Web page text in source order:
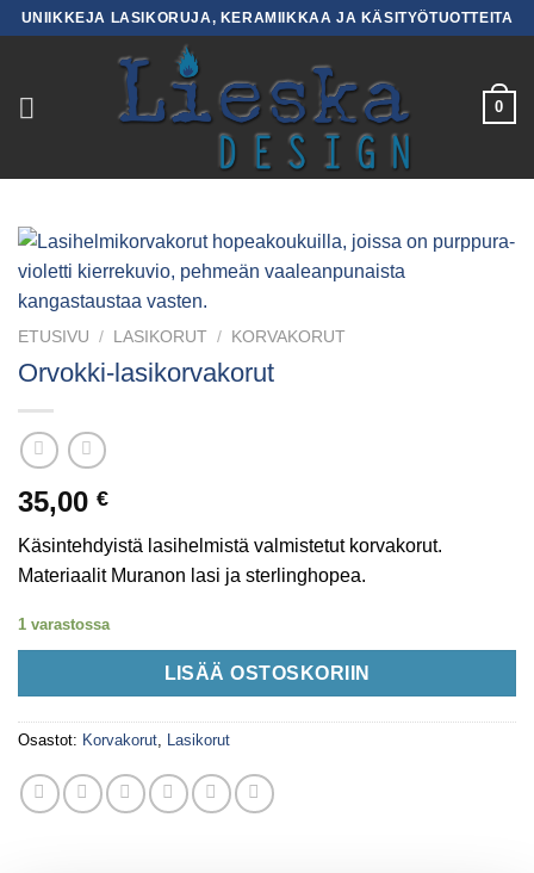
SkipUNIIKKEJA LASIKORUJA, KERAMIIKKAA JA KÄSITYÖTUOTTEITA
0
ETUSIVU / LASIKORUT / KORVAKORUT
Orvokki-lasikorvakorut
35,00 €
Käsintehdyistä lasihelmistä valmistetut korvakorut.
Materiaalit Muranon lasi ja sterlinghopea.
1 varastossa
LISÄÄ OSTOSKORIIN
Osastot: Korvakorut Lasikorut